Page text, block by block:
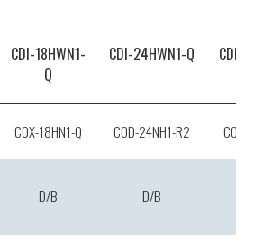
CDI-18HWN1-
Q
CDI-24HWN1-Q CDI-
COX-18HN1-Q COD-24NH1-R2 COD-
D/B D/B